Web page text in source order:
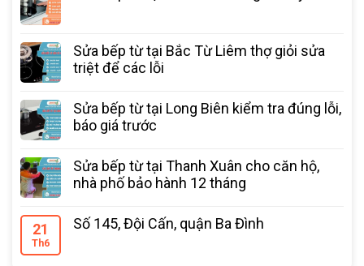
Sửa bếp từ tại Bắc Từ Liêm thợ giỏi sửa
triệt để các lỗi
Sửa bếp từ tại Long Biên kiểm tra đúng lỗi,
báo giá trước
Sửa bếp từ tại Thanh Xuân cho căn hộ,
nhà phố bảo hành 12 tháng
21
Th6
Số 145, Đội Cấn, quận Ba Đình